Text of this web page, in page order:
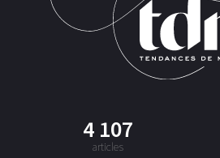
4 107
articles